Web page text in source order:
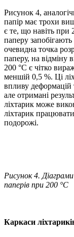
Рисунок 4,
папір має трохи
є те, що навіть при
паперу
очевидна точка
паперу, на відміну
200 °C є чітко
меншій 0,5 %. Ці
впливу
але отримані
ліхтарик може
ліхтарик
подорожі.
Рисунок 4.
паперів при 200 °C
Каркаси